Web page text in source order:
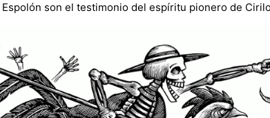
son el testimonio del espíritu pionero de